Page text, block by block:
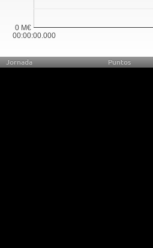
00:00:00.000
0 M€
Jornada Puntos